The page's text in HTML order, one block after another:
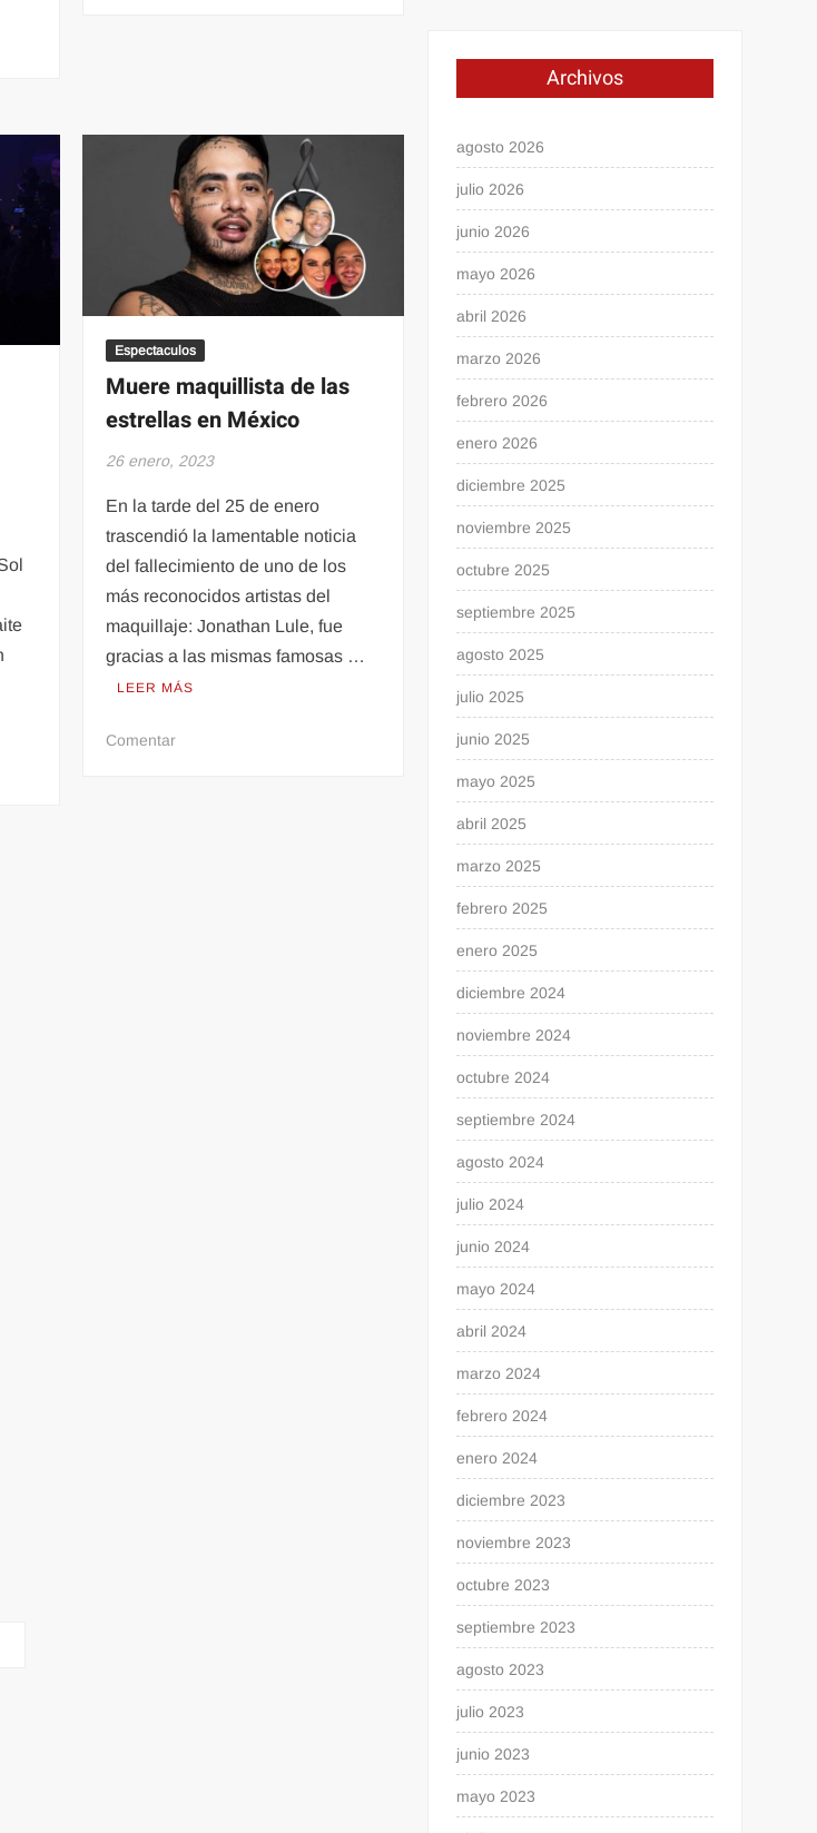
México
se
mantuvo
en
2,8%
en
diciembre
Espectaculos
Muere maquillista de las
estrellas en México
26 enero, 2023
En la tarde del 25 de enero
trascendió la lamentable noticia
del fallecimiento de uno de los
más reconocidos artistas del
maquillaje: Jonathan Lule, fue
gracias a las mismas famosas …
LEER MÁS
Comentaren
Archivos
agosto 2026
julio 2026
junio 2026
mayo 2026
abril 2026
marzo 2026
febrero 2026
enero 2026
diciembre 2025
noviembre 2025
octubre 2025
septiembre 2025
agosto 2025
julio 2025
junio 2025
mayo 2025
abril 2025
marzo 2025
febrero 2025
enero 2025
diciembre 2024
noviembre 2024
octubre 2024
septiembre 2024
agosto 2024
julio 2024
junio 2024
mayo 2024
abril 2024
marzo 2024
febrero 2024
enero 2024
diciembre 2023
noviembre 2023
octubre 2023
septiembre 2023
agosto 2023
julio 2023
junio 2023
mayo 2023